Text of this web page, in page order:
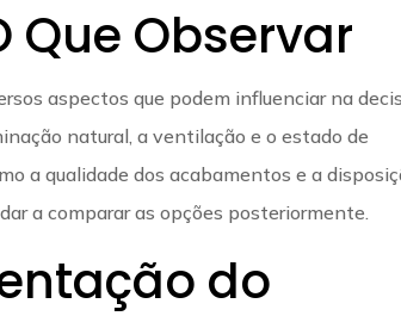
Que Observar
aspectos que podem influenciar na
natural, a ventilação e o estado de
a qualidade dos acabamentos e a
a comparar as opções posteriormente.
do